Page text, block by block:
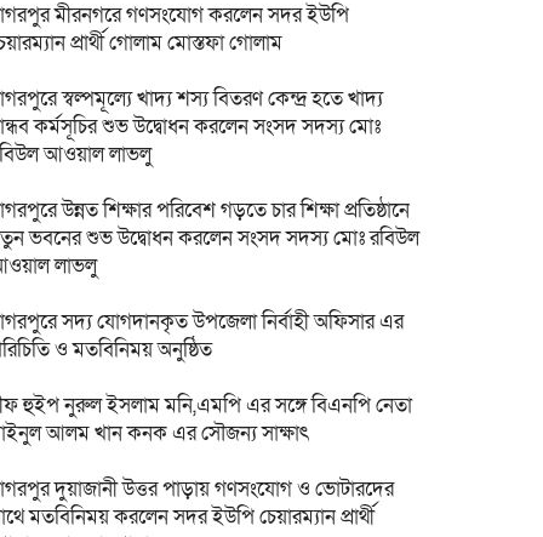
মীরনগরে গণসংযোগ করলেন সদর ইউপি
প্রার্থী গোলাম মোস্তফা গোলাম
স্বল্পমূল্যে খাদ্য শস্য বিতরণ কেন্দ্র হতে খাদ্য
কর্মসূচির শুভ উদ্বোধন করলেন সংসদ সদস্য মোঃ
আওয়াল লাভলু
উন্নত শিক্ষার পরিবেশ গড়তে চার শিক্ষা প্রতিষ্ঠানে
ভবনের শুভ উদ্বোধন করলেন সংসদ সদস্য মোঃ রবিউল
লাভলু
সদ্য যোগদানকৃত উপজেলা নির্বাহী অফিসার এর
ও মতবিনিময় অনুষ্ঠিত
হুইপ নুরুল ইসলাম মনি,এমপি এর সঙ্গে বিএনপি নেতা
আলম খান কনক এর সৌজন্য সাক্ষাৎ
দুয়াজানী উত্তর পাড়ায় গণসংযোগ ও ভোটারদের
মতবিনিময় করলেন সদর ইউপি চেয়ারম্যান প্রার্থী